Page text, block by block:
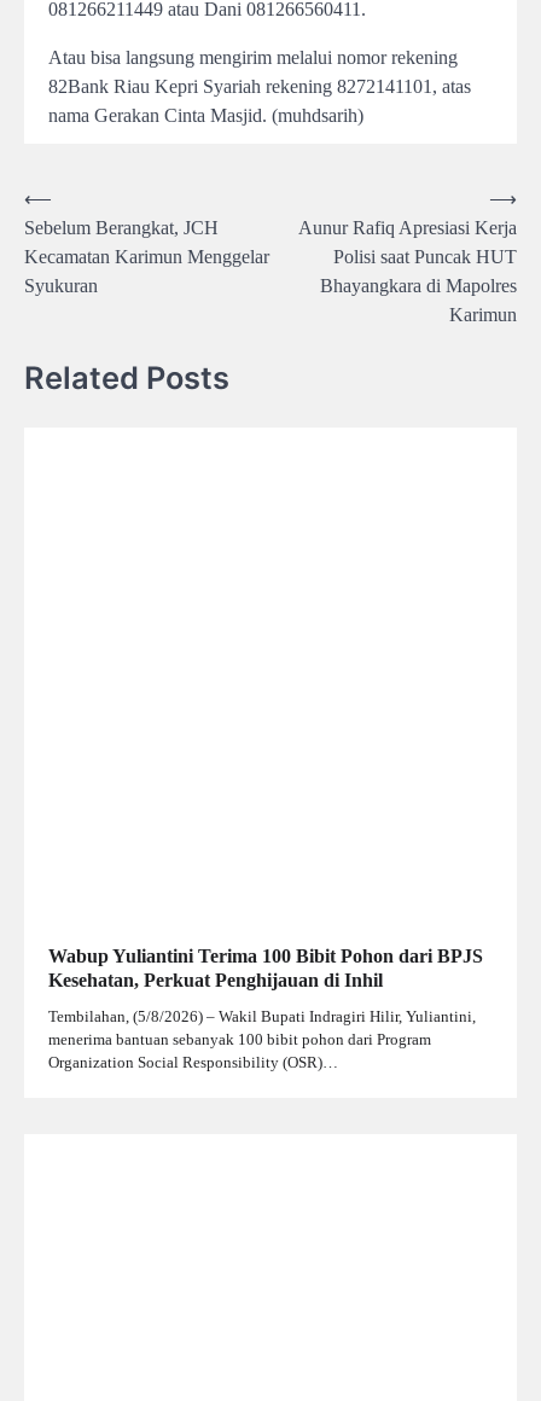
081266211449 atau Dani 081266560411.
Atau bisa langsung mengirim melalui nomor rekening
82Bank Riau Kepri Syariah rekening 8272141101, atas
nama Gerakan Cinta Masjid. (muhdsarih)
Post
navigation
⟵
Sebelum Berangkat, JCH
Kecamatan Karimun Menggelar
Syukuran
Aunur Rafiq Apresiasi Kerja
Polisi saat Puncak HUT
Bhayangkara di Mapolres
Karimun
⟶
Related Posts
Wabup Yuliantini Terima 100 Bibit Pohon dari BPJS
Kesehatan, Perkuat Penghijauan di Inhil
Tembilahan, (5/8/2026) – Wakil Bupati Indragiri Hilir, Yuliantini,
menerima bantuan sebanyak 100 bibit pohon dari Program
Organization Social Responsibility (OSR)…